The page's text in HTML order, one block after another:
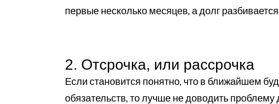
первые несколько месяцев, а долг
2. Отсрочка, или рассрочка
Если становится понятно, что в ближайшем
обязательств, то лучше не доводить